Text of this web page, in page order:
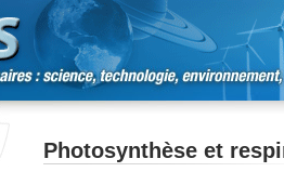
Photosynthèse et